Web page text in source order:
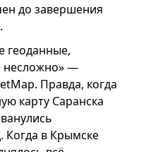
до завершения
геоданные,
несложно» —
Правда, когда
карту Саранска
Когда в Крымске